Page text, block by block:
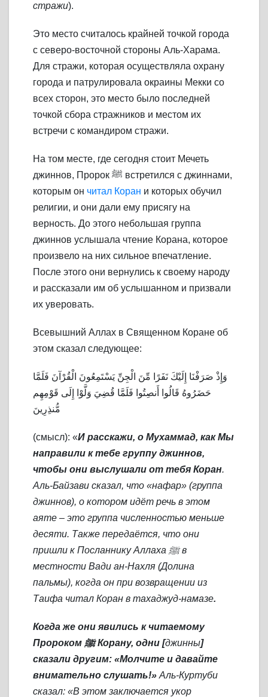
стражи).
Это место считалось крайней точкой города
с северо-восточной стороны Аль-Харама.
Для стражи, которая осуществляла охрану
города и патрулировала окраины Мекки со
всех сторон, это место было последней
точкой сбора стражников и местом их
встречи с командиром стражи.
На том месте, где сегодня стоит Мечеть
джиннов, Пророк ﷺ встретился с джиннами,
которым он читал Коран и которых обучил
религии, и они дали ему присягу на
верность. До этого небольшая группа
джиннов услышала чтение Корана, которое
произвело на них сильное впечатление.
После этого они вернулись к своему народу
и рассказали им об услышанном и призвали
их уверовать.
Всевышний Аллах в Священном Коране об
этом сказал следующее:
وَإِذْ صَرَفْنَا إِلَيْكَ نَفَرًا مِّنَ الْجِنِّ يَسْتَمِعُونَ الْقُرْآنَ فَلَمَّا
حَضَرُوهُ قَالُوا أَنصِتُوا فَلَمَّا قُضِيَ وَلَّوْا إِلَى قَوْمِهِم
مُّنذِرِينَ
(смысл): «И расскажи, о Мухаммад, как Мы
направили к тебе группу джиннов,
чтобы они выслушали от тебя Коран.
Аль-Байзави сказал, что «нафар» (группа
джиннов), о котором идёт речь в этом
аяте – это группа численностью меньше
десяти. Также передаётся, что они
пришли к Посланнику Аллаха ﷺ в
местности Вади ан-Нахля (Долина
пальмы), когда он при возвращении из
Таифа читал Коран в тахаджуд-намазе.
Когда же они явились к читаемому
Пророком
ﷺ Корану, одни [джинны]
сказали другим: «Молчите и давайте
внимательно слушать!» Аль-Куртуби
сказал: «В этом заключается укор